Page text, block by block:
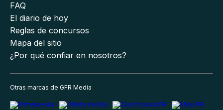
FAQ
El diario de hoy
Reglas de concursos
Mapa del sitio
¿Por qué confiar en nosotros?
Otras marcas de GFR Media